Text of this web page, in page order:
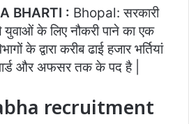
BHARTI : Bhopal: सरकारी
युवाओं के लिए नौकरी पाने का एक
के द्वारा करीब ढाई हजार भर्तियां
और अफसर तक के पद है |
recruitment